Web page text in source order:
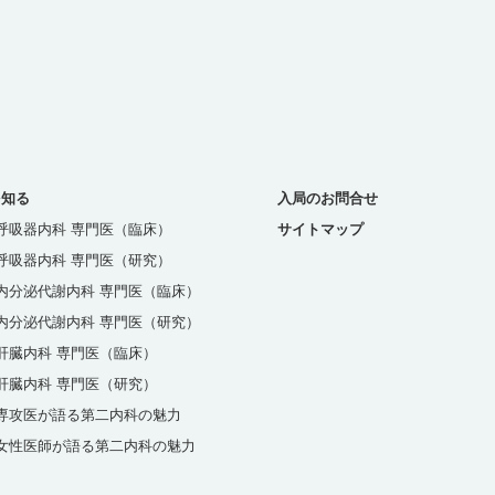
る
吸器内科 専門医（臨床）
吸器内科 専門医（研究）
分泌代謝内科 専門医（臨床）
分泌代謝内科 専門医（研究）
臓内科 専門医（臨床）
臓内科 専門医（研究）
攻医が語る第二内科の魅力
性医師が語る第二内科の魅力
入局のお問合せ
サイトマップ